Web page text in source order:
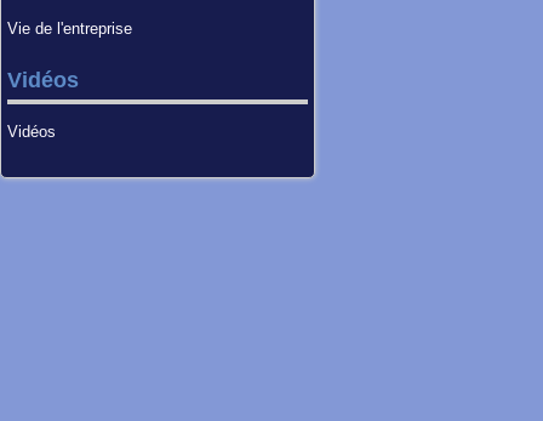
Vie de l'entreprise
Vidéos
Vidéos